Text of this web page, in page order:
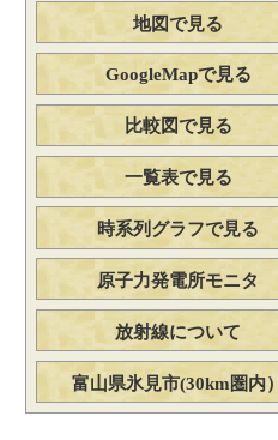
地図で見る
GoogleMapで見る
比較図で見る
一覧表で見る
時系列グラフで見る
原子力発電所モニタ
放射線について
富山県氷見市(30km圏内）